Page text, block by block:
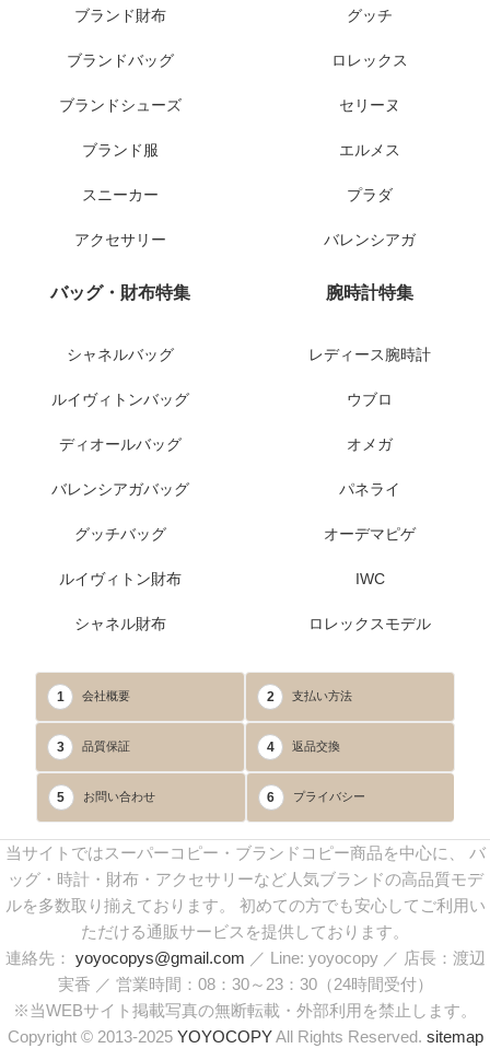
ブランド財布
ブランドバッグ
ブランドシューズ
ブランド服
スニーカー
アクセサリー
グッチ
ロレックス
セリーヌ
エルメス
プラダ
バレンシアガ
バッグ・財布特集
シャネルバッグ
ルイヴィトンバッグ
ディオールバッグ
バレンシアガバッグ
グッチバッグ
ルイヴィトン財布
シャネル財布
腕時計特集
レディース腕時計
ウブロ
オメガ
パネライ
オーデマピゲ
IWC
ロレックスモデル
1 会社概要 2 支払い方法
3 品質保証 4 返品交換
5 お問い合わせ 6 プライバシー
当サイトではスーパーコピー・ブランドコピー商品を中心に、 バ
ッグ・時計・財布・アクセサリーなど人気ブランドの高品質モデ
ルを多数取り揃えております。 初めての方でも安心してご利用い
ただける通販サービスを提供しております。
連絡先： yoyocopys@gmail.com ／ Line: yoyocopy ／ 店長：渡辺
実香 ／ 営業時間：08：30～23：30（24時間受付）
※当WEBサイト掲載写真の無断転載・外部利用を禁止します。
Copyright © 2013-2025 YOYOCOPYAll Rights Reserved. sitemap